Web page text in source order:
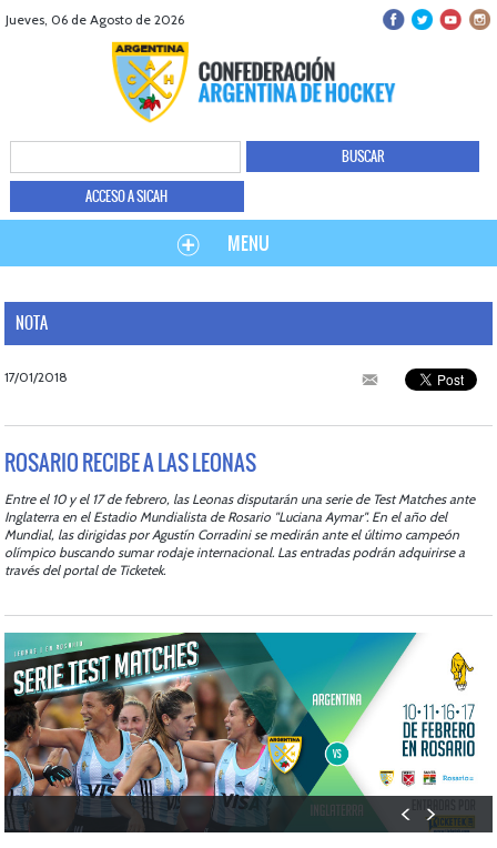
Jueves, 06 de Agosto de 2026
ACCESO A SICAH
MENU
NOTA
17/01/2018
ROSARIO RECIBE A LAS LEONAS
Entre el 10 y el 17 de febrero, las Leonas disputarán una serie de Test Matches ante
Inglaterra en el Estadio Mundialista de Rosario "Luciana Aymar". En el año del
Mundial, las dirigidas por Agustín Corradini se medirán ante el último campeón
olímpico buscando sumar rodaje internacional. Las entradas podrán adquirirse a
través del portal de Ticketek.